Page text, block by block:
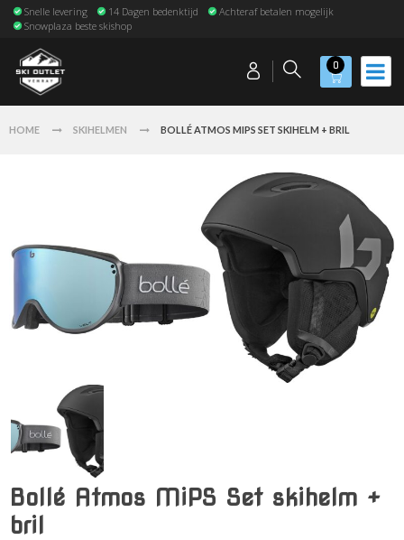
Snelle levering 14 Dagen bedenktijd
Achteraf betalen mogelijk
Snowplaza beste skishop
0
HOME SKIHELMEN BOLLÉ ATMOS MIPS SET SKIHELM + BRIL
Bollé Atmos MiPS Set skihelm +
bril